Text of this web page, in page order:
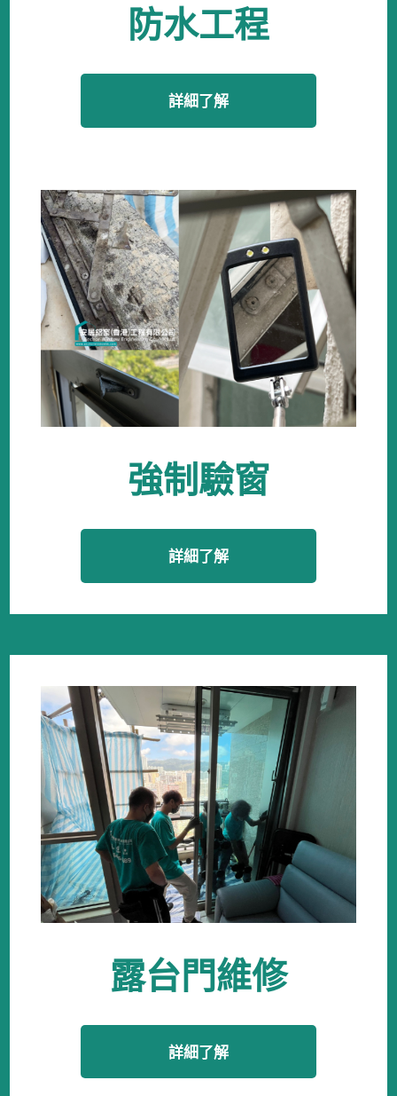
防水工程
詳細了解
強制驗窗
詳細了解
露台門維修
詳細了解